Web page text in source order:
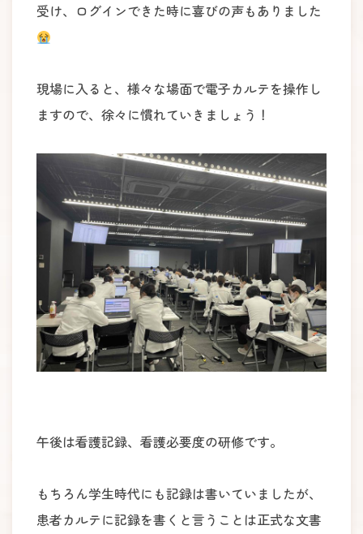
受け、ログインできた時に喜びの声もありました
現場に入ると、様々な場面で電子カルテを操作し
ますので、徐々に慣れていきましょう！
午後は看護記録、看護必要度の研修です。
もちろん学生時代にも記録は書いていましたが、
患者カルテに記録を書くと言うことは正式な文書